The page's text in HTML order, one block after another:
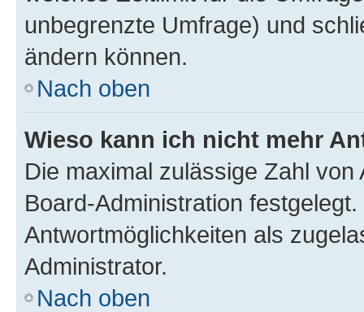
unbegrenzte Umfrage) und
ändern können.
Nach oben
Wieso kann ich nicht mehr
Die maximal zulässige Zahl
Board-Administration
Antwortmöglichkeiten als
Administrator.
Nach oben